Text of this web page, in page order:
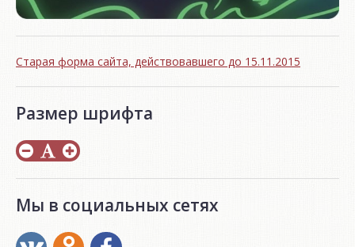
Старая форма сайта, действовавшего до 15.11.2015
Размер шрифта
Мы в социальных сетях